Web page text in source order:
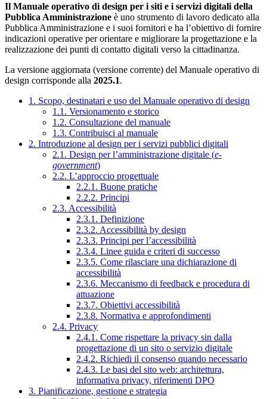
Il Manuale operativo di design per i siti e i servizi digitali della
Pubblica Amministrazione è uno strumento di lavoro dedicato alla
Pubblica Amministrazione e i suoi fornitori e ha l’obiettivo di fornire
indicazioni operative per orientare e migliorare la progettazione e la
realizzazione dei punti di contatto digitali verso la cittadinanza.
La versione aggiornata (versione corrente) del Manuale operativo di
design corrisponde alla 2025.1.
1. Scopo, destinatari e uso del Manuale operativo di design
1.1. Versionamento e storico
1.2. Consultazione del manuale
1.3. Contribuisci al manuale
2. Introduzione al design per i servizi pubblici digitali
2.1. Design per l’amministrazione digitale (e-
government)
2.2. L’approccio progettuale
2.2.1. Buone pratiche
2.2.2. Principi
2.3. Accessibilità
2.3.1. Definizione
2.3.2. Accessibilità by design
2.3.3. Principi per l’accessibilità
2.3.4. Linee guida e criteri di successo
2.3.5. Come rilasciare una dichiarazione di
accessibilità
2.3.6. Meccanismo di feedback e procedura di
attuazione
2.3.7. Obiettivi accessibilità
2.3.8. Normativa e approfondimenti
2.4. Privacy
2.4.1. Come rispettare la privacy sin dalla
progettazione di un sito o servizio digitale
2.4.2. Richiedi il consenso quando necessario
2.4.3. Le basi del sito web: architettura,
informativa privacy, riferimenti DPO
3. Pianificazione, gestione e strategia